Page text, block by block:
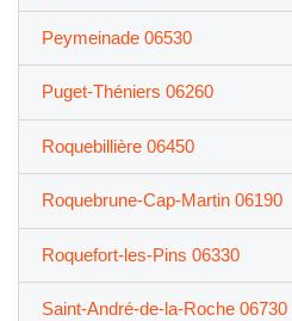
Peymeinade 06530
Puget-Théniers 06260
Roquebillière 06450
Roquebrune-Cap-Martin 06190
Roquefort-les-Pins 06330
Saint-André-de-la-Roche 06730